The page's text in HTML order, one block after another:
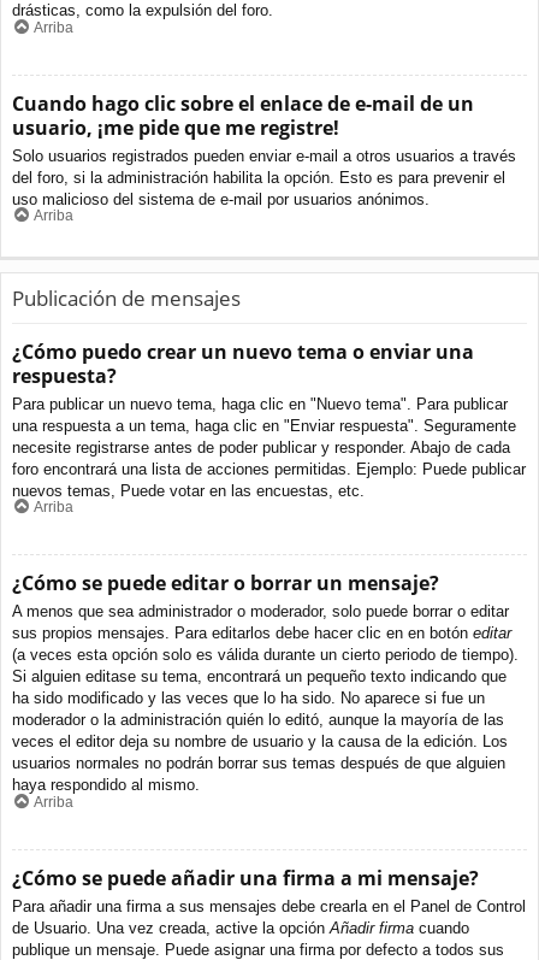
drásticas, como la expulsión del foro.
Arriba
Cuando hago clic sobre el enlace de e-mail de un
usuario, ¡me pide que me registre!
Solo usuarios registrados pueden enviar e-mail a otros usuarios a través
del foro, si la administración habilita la opción. Esto es para prevenir el
uso malicioso del sistema de e-mail por usuarios anónimos.
Arriba
Publicación de mensajes
¿Cómo puedo crear un nuevo tema o enviar una
respuesta?
Para publicar un nuevo tema, haga clic en "Nuevo tema". Para publicar
una respuesta a un tema, haga clic en "Enviar respuesta". Seguramente
necesite registrarse antes de poder publicar y responder. Abajo de cada
foro encontrará una lista de acciones permitidas. Ejemplo: Puede publicar
nuevos temas, Puede votar en las encuestas, etc.
Arriba
¿Cómo se puede editar o borrar un mensaje?
A menos que sea administrador o moderador, solo puede borrar o editar
sus propios mensajes. Para editarlos debe hacer clic en en botón editar
(a veces esta opción solo es válida durante un cierto periodo de tiempo).
Si alguien editase su tema, encontrará un pequeño texto indicando que
ha sido modificado y las veces que lo ha sido. No aparece si fue un
moderador o la administración quién lo editó, aunque la mayoría de las
veces el editor deja su nombre de usuario y la causa de la edición. Los
usuarios normales no podrán borrar sus temas después de que alguien
haya respondido al mismo.
Arriba
¿Cómo se puede añadir una firma a mi mensaje?
Para añadir una firma a sus mensajes debe crearla en el Panel de Control
de Usuario. Una vez creada, active la opción Añadir firma cuando
publique un mensaje. Puede asignar una firma por defecto a todos sus